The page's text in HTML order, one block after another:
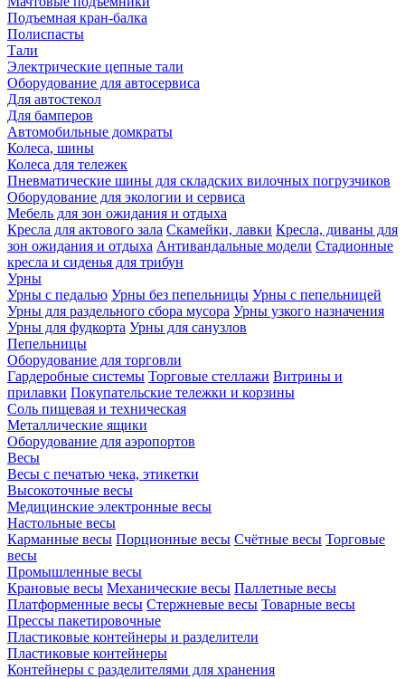
Подъемная кран-балка
Полиспасты
Тали
Электрические цепные тали
Оборудование для автосервиса
Для автостекол
Для бамперов
Автомобильные домкраты
Колеса, шины
Колеса для тележек
Пневматические шины для складских вилочных погрузчиков
Оборудование для экологии и сервиса
Мебель для зон ожидания и отдыха
Кресла для актового зала Скамейки, лавки Кресла, диваны для
зон ожидания и отдыха Антивандальные модели Стадионные
кресла и сиденья для трибун
Урны
Урны с педалью Урны без пепельницы Урны с пепельницей
Урны для раздельного сбора мусора Урны узкого назначения
Урны для фудкорта Урны для санузлов
Пепельницы
Оборудование для торговли
Гардеробные системы Торговые стеллажи Витрины и
прилавки Покупательские тележки и корзины
Соль пищевая и техническая
Металлические ящики
Оборудование для аэропортов
Весы
Весы с печатью чека, этикетки
Высокоточные весы
Медицинские электронные весы
Настольные весы
Карманные весы Порционные весы Счётные весы Торговые
весы
Промышленные весы
Крановые весы Механические весы Паллетные весы
Платформенные весы Стержневые весы Товарные весы
Прессы пакетировочные
Пластиковые контейнеры и разделители
Пластиковые контейнеры
Контейнеры с разделителями для хранения